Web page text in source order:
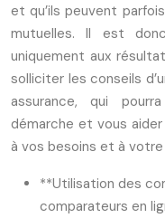
et qu’ils peuvent
mutuelles. Il est
uniquement aux
solliciter les conseils
assurance, qui
démarche et vous
à vos besoins et à
**Utilisation des
comparateurs en